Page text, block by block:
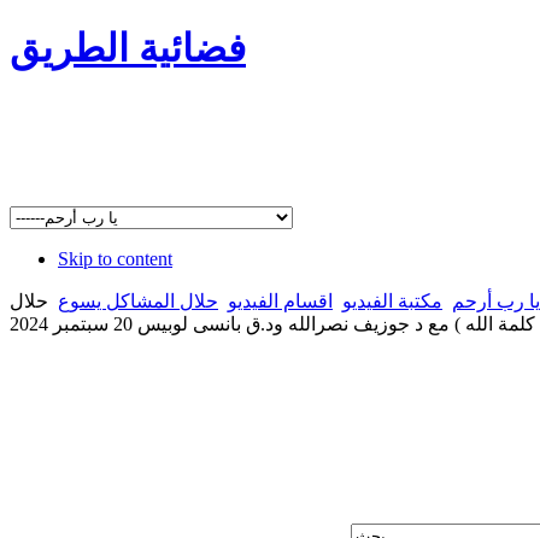
فضائية الطريق
Skip to content
يا رب أرحم مكتبة الفيديو اقسام الفيديو حلال المشاكل يسوع حلال
) مع د جوزيف نصرالله ود.ق بانسى لوبيس 20 سبتمبر 2024